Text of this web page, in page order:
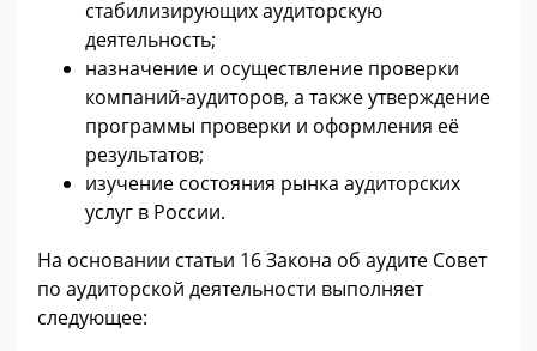
стабилизирующих аудиторскую
деятельность;
назначение и осуществление проверки
компаний-аудиторов, а также утверждение
программы проверки и оформления её
результатов;
изучение состояния рынка аудиторских
услуг в России.
На основании статьи 16 Закона об аудите Совет
по аудиторской деятельности выполняет
следующее: